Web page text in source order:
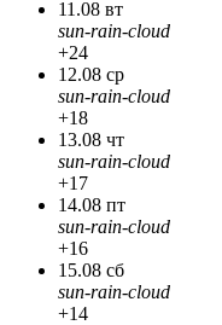
11.08 вт
sun-rain-cloud
+24
12.08 ср
sun-rain-cloud
+18
13.08 чт
sun-rain-cloud
+17
14.08 пт
sun-rain-cloud
+16
15.08 сб
sun-rain-cloud
+14